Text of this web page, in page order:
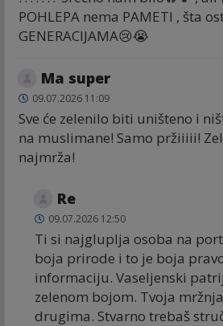
POHLEPA nema PAMETI , šta
GENERACIJAMA😢😭
Ma super
09.07.2026 11:09
Sve će zelenilo biti uništeno i
na muslimane! Samo pržiiiii!
najmrža!
Re
09.07.2026 12:50
Ti si najgluplja osoba na
boja prirode i to je boja
informaciju. Vaseljenski
zelenom bojom. Tvoja
drugima. Stvarno trebaš